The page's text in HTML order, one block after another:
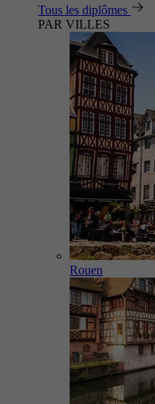
Tous les diplômes
PAR VILLES
Rouen